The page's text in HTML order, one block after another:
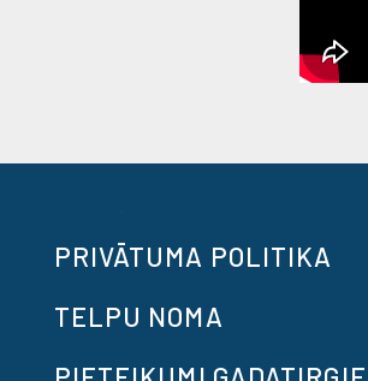
PRIVĀTUMA POLITIKA
TELPU NOMA